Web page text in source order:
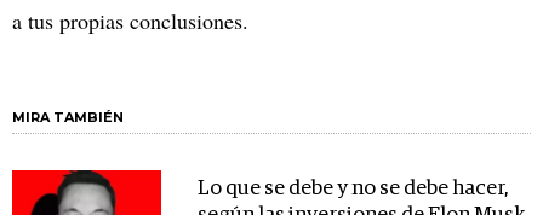
a tus propias conclusiones.
MIRA TAMBIÉN
Lo que se debe y no se debe hacer,